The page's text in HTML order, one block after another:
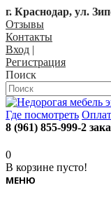
г. Краснодар, ул.
Отзывы
Контакты
Вход |
Регистрация
Поиск
Где посмотреть
8 (961) 855-999-2
0
В корзине пусто!
МЕНЮ